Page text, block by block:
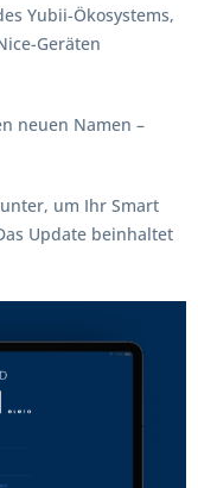
Yubii-Ökosystems,
Geräten
neuen Namen –
um Ihr Smart
Update beinhaltet